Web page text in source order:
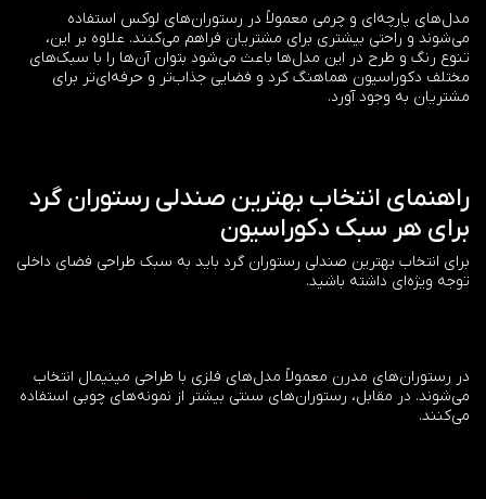
مدل‌های پارچه‌ای و چرمی معمولاً در رستوران‌های لوکس استفاده
می‌شوند و راحتی بیشتری برای مشتریان فراهم می‌کنند. علاوه بر این،
تنوع رنگ و طرح در این مدل‌ها باعث می‌شود بتوان آن‌ها را با سبک‌های
مختلف دکوراسیون هماهنگ کرد و فضایی جذاب‌تر و حرفه‌ای‌تر برای
مشتریان به وجود آورد.
راهنمای انتخاب بهترین صندلی رستوران گرد
برای هر سبک دکوراسیون
برای انتخاب بهترین صندلی رستوران گرد باید به سبک طراحی فضای داخلی
توجه ویژه‌ای داشته باشید.
در رستوران‌های مدرن معمولاً مدل‌های فلزی با طراحی مینیمال انتخاب
می‌شوند. در مقابل، رستوران‌های سنتی بیشتر از نمونه‌های چوبی استفاده
می‌کنند.